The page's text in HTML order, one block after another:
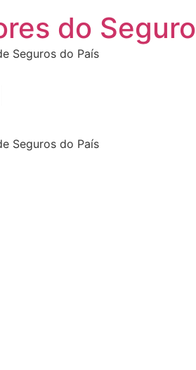
do Seguro
Seguros do País
Seguros do País